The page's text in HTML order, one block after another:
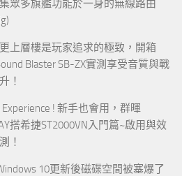
眾多旗艦功能於一身的無線路由
上層樓是玩家追求的極致，開箱
Blaster SB-ZX實測享受音質與戰
！
Experience ! 新手也會用，群暉
搭希捷ST2000VN入門篇~啟用與效
！
10更新後磁碟空間被塞爆了